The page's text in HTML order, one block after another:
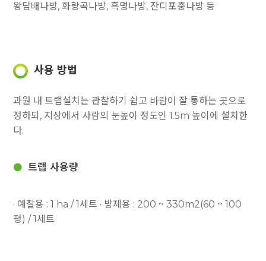
왕담배나방, 화랑곡나방, 흑명나방, 잔디포충나방 등
사용 방법
과원 내 트랩설치는 관찰하기 쉽고 바람이 잘 통하는 곳으로
정하되, 지상에서 사람의 눈높이 정도인 1.5m 높이에 설치한
다.
트랩 사용량
· 예찰용 : 1 ha / 1세트 · 방제용 : 200 ~ 330m2(60 ~ 100
평) / 1세트